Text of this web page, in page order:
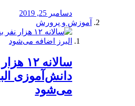
دسامبر 25, 2019
آموزش و پرورش
دانش‌آموزی
می‌شود